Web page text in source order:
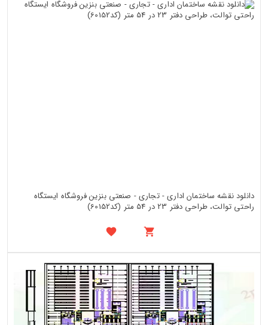
دانلود نقشه ساختمان اداری - تجاری - صنعتی بنزین فروشگاه ایستگاه
راحتی توالت، طراحی دفتر 23 در 54 متر (کد60152)